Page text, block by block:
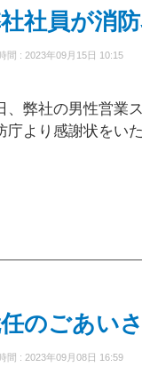
社員が消
間 : 2023年09月15日 10:15
、弊社の男性営業
庁より感謝状をい
のごあい
間 : 2023年09月08日 16:59